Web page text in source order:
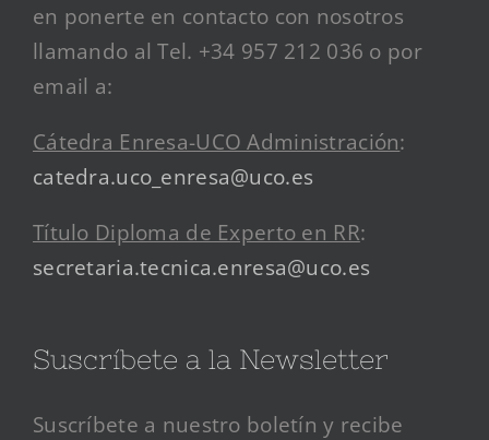
en ponerte en contacto con nosotros
llamando al Tel. +34 957 212 036 o por
email a:
Cátedra Enresa-UCO Administración:
catedra.uco_enresa@uco.es
Título Diploma de Experto en RR:
secretaria.tecnica.enresa@uco.es
Suscríbete a la Newsletter
Suscríbete a nuestro boletín y recibe